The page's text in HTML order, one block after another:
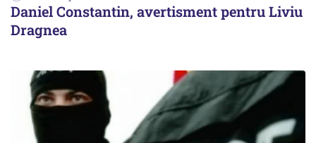
Daniel Constantin, avertisment pentru Liviu
Dragnea